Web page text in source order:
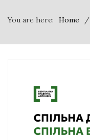
You are here: Home